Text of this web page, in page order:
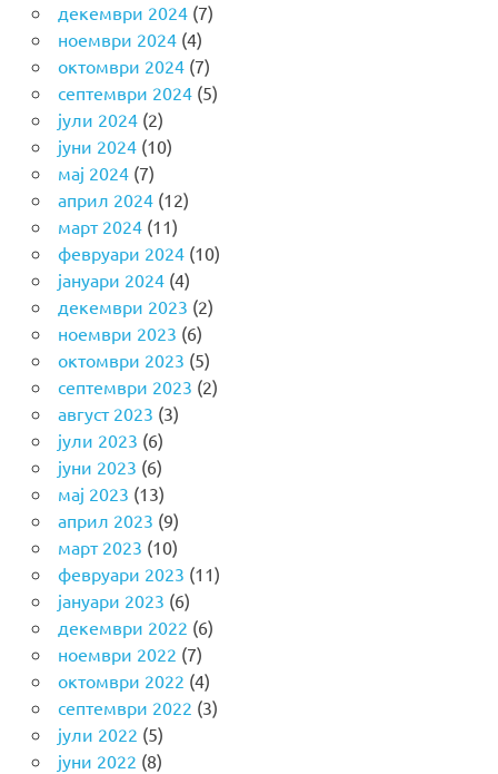
декември 2024(7)
ноември 2024(4)
октомври 2024(7)
септември 2024(5)
јули 2024(2)
јуни 2024(10)
мај 2024(7)
април 2024(12)
март 2024(11)
февруари 2024(10)
јануари 2024(4)
декември 2023 (2)
ноември 2023 (6)
октомври 2023 (5)
септември 2023 (2)
август 2023 (3)
јули 2023 (6)
јуни 2023 (6)
мај 2023 (13)
април 2023 (9)
март 2023 (10)
февруари 2023 (11)
јануари 2023 (6)
декември 2022 (6)
ноември 2022 (7)
октомври 2022 (4)
септември 2022 (3)
јули 2022 (5)
јуни 2022 (8)